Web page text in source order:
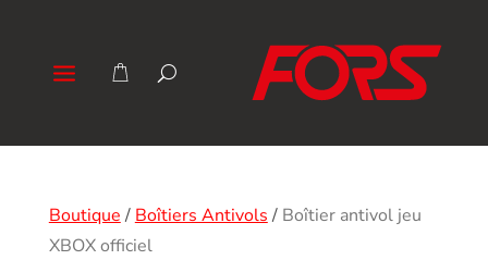
Boutique/ Boîtiers Antivols/ Boîtier antivol jeu
XBOX officiel